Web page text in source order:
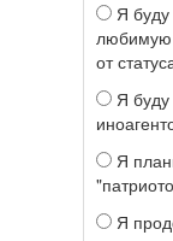
Я буду
любимую
от
Я буду
Я
Я